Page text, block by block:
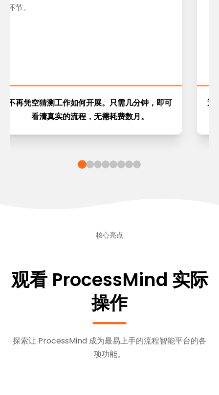
环节。
不再凭空猜测工作如何开展。只需几分钟，即可
看清真实的流程，无需耗费数月。
通
核心亮点
观看 ProcessMind 实际
操作
探索让 ProcessMind 成为最易上手的流程智能平台的各
项功能。